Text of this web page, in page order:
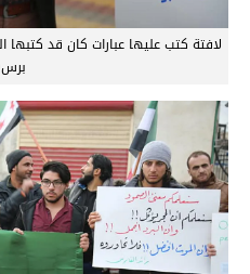
لافتة كتب عليها عبارات كان قد كتبها